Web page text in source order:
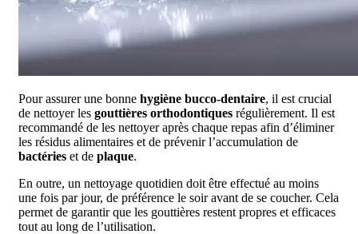
Pour assurer une bonne hygiène bucco-dentaire, il est crucial
de nettoyer les gouttières orthodontiques régulièrement. Il est
recommandé de les nettoyer après chaque repas afin d’éliminer
les résidus alimentaires et de prévenir l’accumulation de
bactéries et de plaque.
En outre, un nettoyage quotidien doit être effectué au moins
une fois par jour, de préférence le soir avant de se coucher. Cela
permet de garantir que les gouttières restent propres et efficaces
tout au long de l’utilisation.